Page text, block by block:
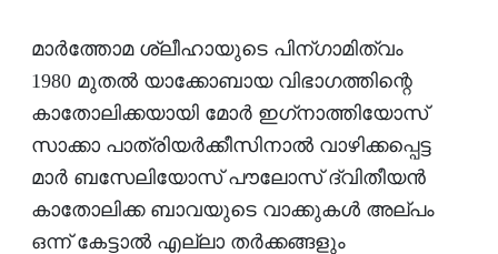
മാര്‍ത്തോമ ശ്ലീഹായുടെ പിന്ഗാമിത്വം
1980 മുതല്‍ യാക്കോബായ വിഭാഗത്തിന്റെ
കാതോലിക്കയായി മോര്‍ ഇഗ്‌നാത്തിയോസ്
സാക്കാ പാത്രിയര്‍ക്കീസിനാല്‍ വാഴിക്കപ്പെട്ട
മാര്‍ ബസേലിയോസ് പൗലോസ് ദ്വിതീയന്‍
കാതോലിക്ക ബാവയുടെ വാക്കുകള്‍ അല്പം
ഒന്ന് കേട്ടാല്‍ എല്ലാ തര്‍ക്കങ്ങളും